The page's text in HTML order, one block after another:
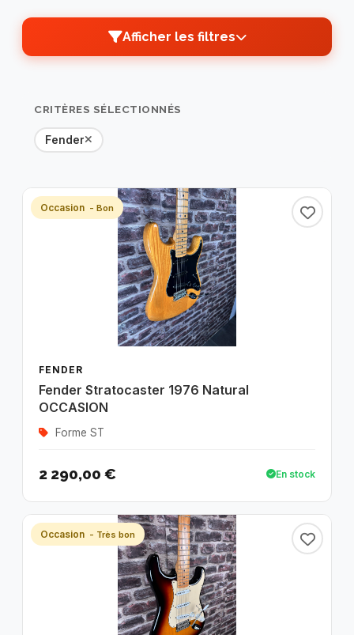
Afficher les filtres
CATÉGORIES
CRITÈRES SÉLECTIONNÉS
Fender
Occasion - Bon
FENDER
Fender Stratocaster 1976 Natural
OCCASION
Forme ST
2 290,00 € En stock
Occasion - Très bon